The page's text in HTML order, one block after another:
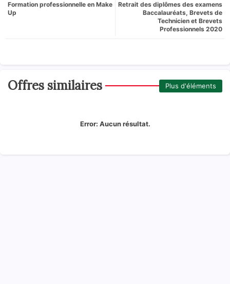
Retrait des diplômes des examens
Baccalauréats, Brevets de
Technicien et Brevets
Professionnels 2020
Formation professionnelle en Make
Up
Offres similaires Plus d'éléments
Error: Aucun résultat.